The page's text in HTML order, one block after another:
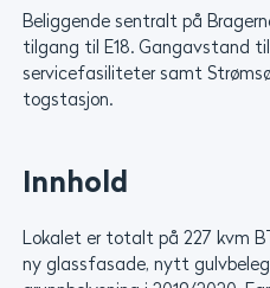
Beliggende sentralt på
tilgang til E18. Gangavstand
servicefasiliteter samt
togstasjon.
Innhold
Lokalet er totalt på 227 kvm
ny glassfasade, nytt